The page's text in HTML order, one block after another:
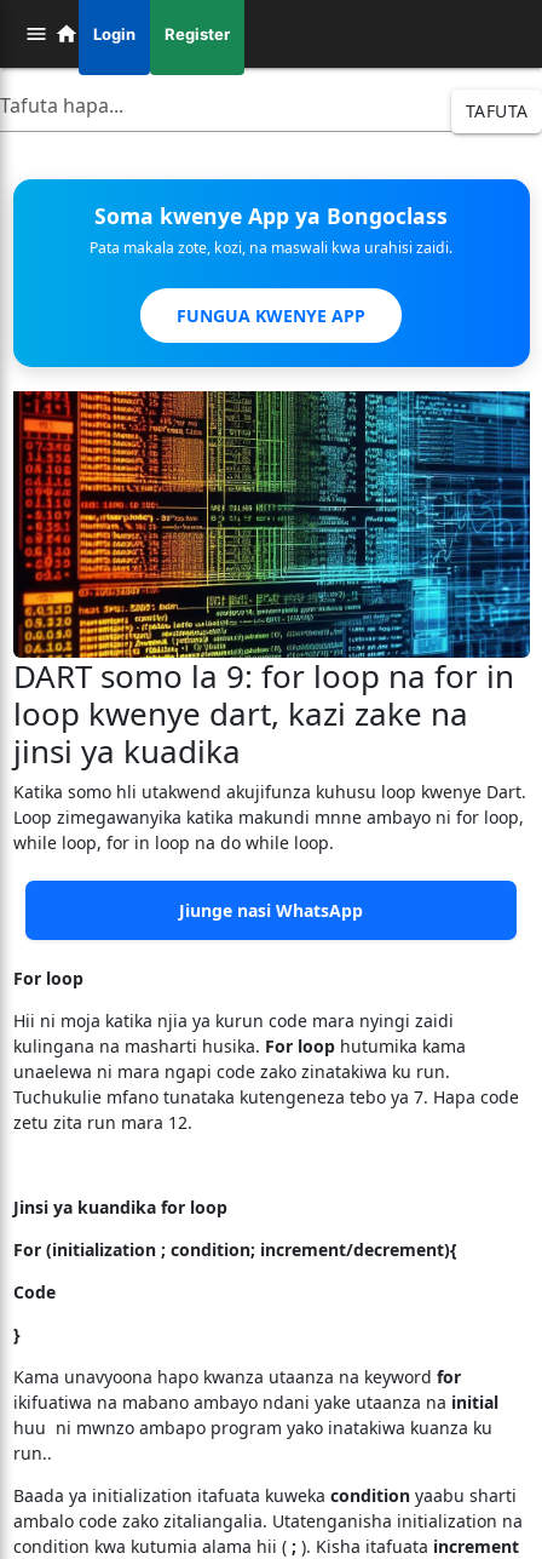
Login Register
TAFUTA
Soma kwenye App ya Bongoclass
Pata makala zote, kozi, na maswali kwa urahisi zaidi.
FUNGUA KWENYE APP
DART somo la 9: for loop na for in
loop kwenye dart, kazi zake na
jinsi ya kuadika
Katika somo hli utakwend akujifunza kuhusu loop kwenye Dart.
Loop zimegawanyika katika makundi mnne ambayo ni for loop,
while loop, for in loop na do while loop.
Jiunge nasi WhatsApp
For loop
Hii ni moja katika njia ya kurun code mara nyingi zaidi
kulingana na masharti husika. For loop hutumika kama
unaelewa ni mara ngapi code zako zinatakiwa ku run.
Tuchukulie mfano tunataka kutengeneza tebo ya 7. Hapa code
zetu zita run mara 12.
Jinsi ya kuandika for loop
For (initialization ; condition; increment/decrement){
Code
}
Kama unavyoona hapo kwanza utaanza na keyword for
ikifuatiwa na mabano ambayo ndani yake utaanza na initial
huu ni mwnzo ambapo program yako inatakiwa kuanza ku
run..
Baada ya initialization itafuata kuweka conditionyaabu sharti
ambalo code zako zitaliangalia. Utatenganisha initialization na
condition kwa kutumia alama hii ( ; ). Kisha itafuata increment